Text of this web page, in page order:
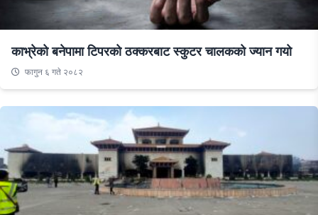
काभ्रेको बनेपामा टिपरको ठक्करबाट स्कुटर चालकको ज्यान गयो
फागुन ६ गते २०८२